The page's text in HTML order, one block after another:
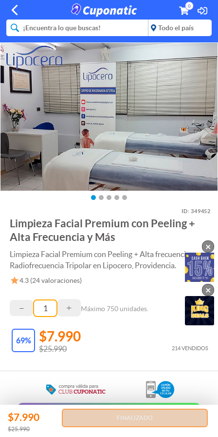
0
ID:349452
Limpieza Facial Premium con Peeling +
Alta Frecuencia y Más
Limpieza Facial Premium con Peeling + Alta frecuencia +
Radiofrecuencia Tripolar en Lipocero, Providencia.
4.3 (24 valoraciones)
– + Máximo 750 unidades.
69% $7.990
$25.990 214 VENDIDOS
Regala esta Experiencia
$7.990
$25.990
FINALIZADO
×
×